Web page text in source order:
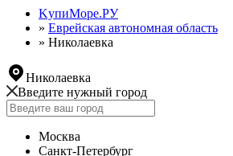
KупиМоре.РУ
» Еврейская автономная область
» Николаевка
Николаевка
Введите нужный город
Москва
Санкт-Петербург